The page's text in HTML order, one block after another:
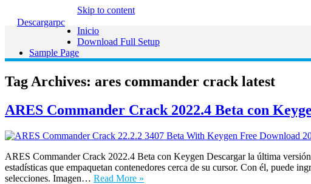
Descargarpc
Skip to content
Inicio
Download Full Setup
Sample Page
Tag Archives: ares commander crack latest
ARES Commander Crack 2022.4 Beta con
ARES Commander Crack 2022.4 Beta con Keygen Descargar la última
estadísticas que empaquetan contenedores cerca de su cursor. Con él, puede
selecciones. Imagen… Read More »